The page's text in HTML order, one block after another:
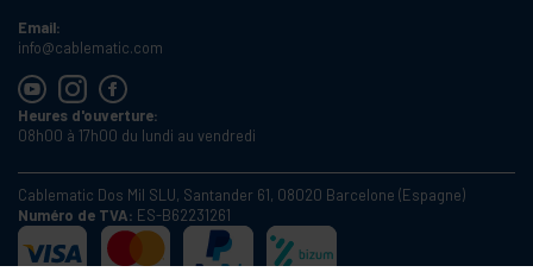
Email:
info@cablematic.com
Heures d'ouverture:
08h00 à 17h00 du lundi au vendredi
Cablematic Dos Mil SLU, Santander 61, 08020 Barcelone (Espagne)
Numéro de TVA: ES-B62231261